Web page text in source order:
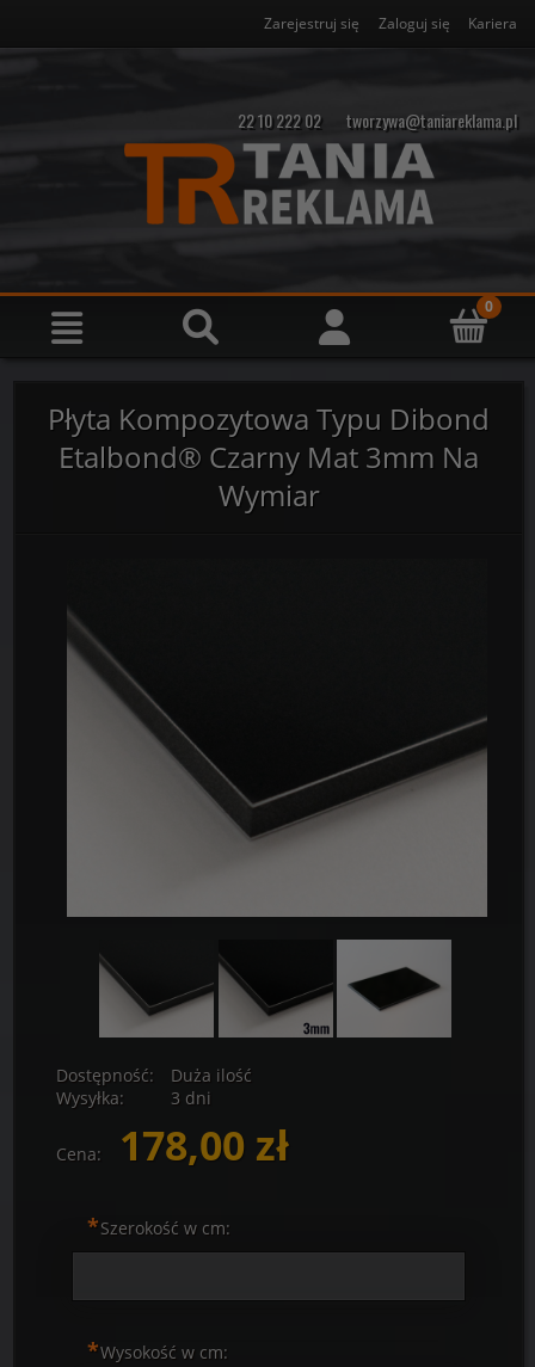
Zarejestruj się Zaloguj się Kariera
22 10 222 02 tworzywa@taniareklama.pl
Płyta Kompozytowa Typu Dibond
Etalbond® Czarny Mat 3mm Na
Wymiar
Dostępność:
Duża ilość
Wysyłka:
3 dni
Cena: 178,00 zł
*Szerokość w cm:
*Wysokość w cm: